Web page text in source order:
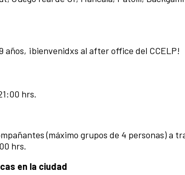
años, ¡bienvenidxs al after office del CCELP!
hrs.
(máximo grupos de 4 personas) a
hrs.
en la ciudad